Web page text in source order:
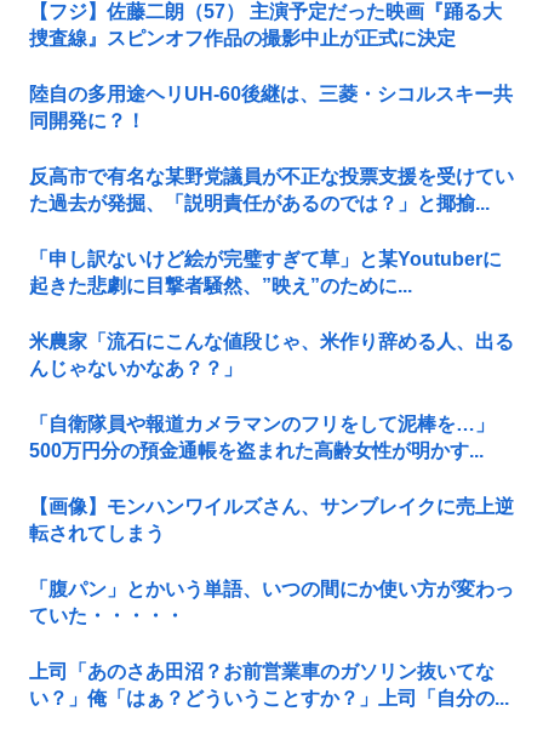
【フジ】佐藤二朗（57） 主演予定だった映画『踊る大
捜査線』スピンオフ作品の撮影中止が正式に決定
陸自の多用途ヘリUH-60後継は、三菱・シコルスキー共
同開発に？！
反高市で有名な某野党議員が不正な投票支援を受けてい
た過去が発掘、「説明責任があるのでは？」と揶揄...
「申し訳ないけど絵が完璧すぎて草」と某Youtuberに
起きた悲劇に目撃者騒然、”映え”のために...
米農家「流石にこんな値段じゃ、米作り辞める人、出る
んじゃないかなあ？？」
「自衛隊員や報道カメラマンのフリをして泥棒を…」
500万円分の預金通帳を盗まれた高齢女性が明かす...
【画像】モンハンワイルズさん、サンブレイクに売上逆
転されてしまう
「腹パン」とかいう単語、いつの間にか使い方が変わっ
ていた・・・・・
上司「あのさあ田沼？お前営業車のガソリン抜いてな
い？」俺「はぁ？どういうことすか？」上司「自分の...